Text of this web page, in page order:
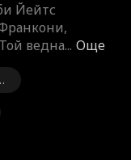
Още
Йейтс
ведна...